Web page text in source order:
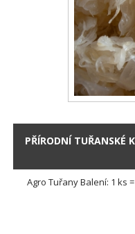
PŘÍRODNÍ TUŘANSKÉ
Agro Tuřany Balení: 1 ks